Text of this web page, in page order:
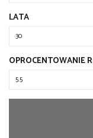
LATA
OPROCENTOWANIE